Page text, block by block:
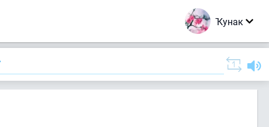
Ҡунак